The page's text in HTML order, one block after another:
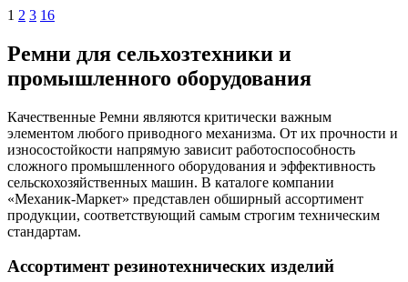
1 2 3 16
Ремни для сельхозтехники и
промышленного оборудования
Качественные Ремни являются критически важным
элементом любого приводного механизма. От их прочности и
износостойкости напрямую зависит работоспособность
сложного промышленного оборудования и эффективность
сельскохозяйственных машин. В каталоге компании
«Механик-Маркет» представлен обширный ассортимент
продукции, соответствующий самым строгим техническим
стандартам.
Ассортимент резинотехнических изделий